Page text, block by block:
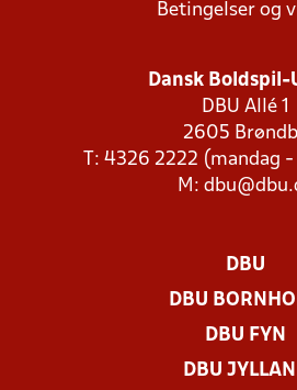
Betingelser og
Dansk Boldspil-
DBU Allé 1
2605
T: 4326 2222 (mandag
M:
DBU
DBU
DBU FYN
DBU